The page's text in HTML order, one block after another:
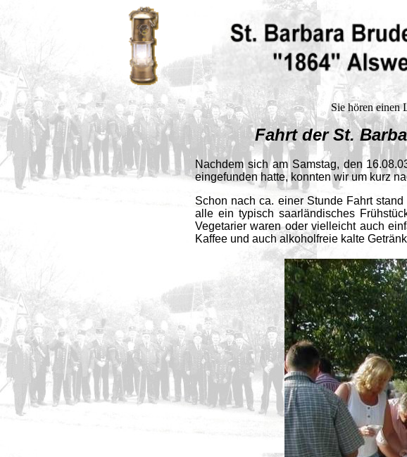
Sie hören einen
Fahrt der St. Barbara-
Nachdem sich am Samstag, den
eingefunden hatte, konnten wir um kurz
Schon nach ca. einer Stunde Fahrt
alle ein typisch saarländisches
Vegetarier waren oder vielleicht auch
Kaffee und auch alkoholfreie kalte